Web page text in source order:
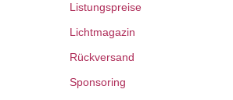
Listungspreise
Lichtmagazin
Rückversand
Sponsoring